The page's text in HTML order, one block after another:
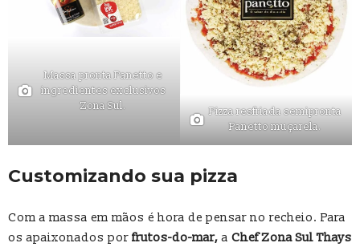
Massa pronta Panetto e
ingredientes exclusivos
Zona Sul.
Pizza resfriada semipronta
Panetto muçarela.
Customizando sua pizza
Com a massa em mãos é hora de pensar no recheio. Para
os apaixonados por frutos-do-mar, a Chef Zona Sul Thays